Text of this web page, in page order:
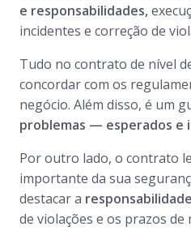
e responsabilidades,
incidentes e correção de
Tudo no contrato de nível
concordar com os
negócio. Além disso, é um
problemas — esperados e
Por outro lado, o contrato
importante da sua
destacar a responsabilidade
de violações e os prazos